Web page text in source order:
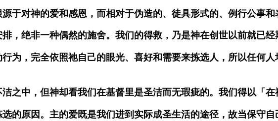
于对神的爱和感恩，而相对于伪造的、徒具形式的、例行公事
，绝非一种偶然的施舍。我们的得救，乃是神在创世以前就已经
为，完全依照祂自己的眼光、喜好和需要来拣选人，所以任何
之中，但神却看我们在基督里是圣洁而无瑕疵的。我们得以「
的原因。主的爱既是我们进到实际成圣生活的途径，故当保守自